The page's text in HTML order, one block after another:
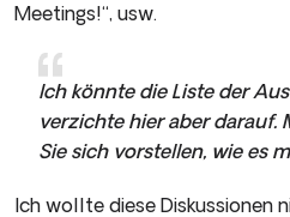
Meetings!“, usw.
Ich könnte die Liste der
verzichte hier aber darauf.
Sie sich vorstellen, wie es
Ich wollte diese Diskussionen